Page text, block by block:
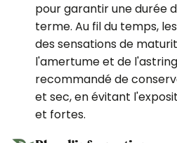
pour garantir une durée
terme. Au fil du temps,
des sensations de
l'amertume et de
recommandé de
et sec, en évitant
et fortes.